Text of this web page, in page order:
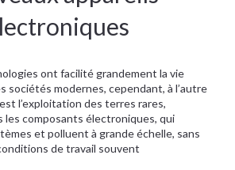
ont facilité grandement la vie
sociétés modernes, cependant, à l’autre
l’exploitation des terres rares,
les composants électroniques, qui
et polluent à grande échelle, sans
de travail souvent